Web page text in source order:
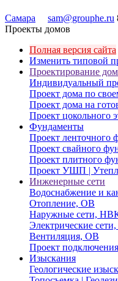
Самара sam@grouphe.ru
Проекты домов
Полная версия сайта
Изменить типовой
Проектирование
Индивидуальный
Проект дома по
Проект дома на
Проект цокольного
Фундаменты
Проект ленточного
Проект свайного
Проект плитного
Проект УШП |
Инженерные сети
Водоснабжение и
Отопление, ОВ
Наружные сети,
Электрические
Вентиляция, ОВ
Проект
Изыскания
Геологические